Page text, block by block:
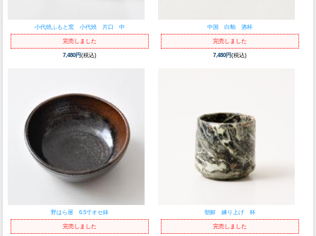
小代焼ふもと窯 小代焼 片口 中
完売しました
7,480円(税込)
中国 白釉 酒杯
完売しました
7,480円(税込)
野はら屋 6.5寸オセ鉢
完売しました
朝鮮 練り上げ 杯
完売しました